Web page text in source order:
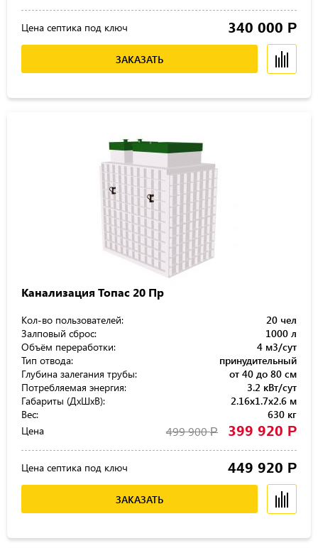
Цена септика под ключ 340 000 Р
ЗАКАЗАТЬ
Канализация Топас 20 Пр
Кол-во пользователей:
20 чел
Залповый сброс:
1000 л
Объём переработки:
4 м3/сут
Тип отвода:
принудительный
Глубина залегания трубы:
от 40 до 80 см
Потребляемая энергия:
3.2 кВт/сут
Габариты (ДхШхВ):
2.16x1.7x2.6 м
Вес:
630 кг
Цена
499 900Р 399 920 Р
Цена септика под ключ 449 920 Р
ЗАКАЗАТЬ